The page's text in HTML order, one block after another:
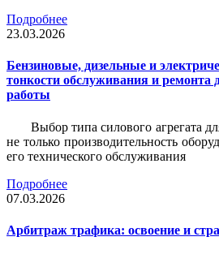
Подробнее
23.03.2026
Бензиновые, дизельные и
тонкости обслуживания и ремонта
работы
Выбор типа силового агрегата
не только производительность
его технического обслуживания
Подробнее
07.03.2026
Арбитраж трафика: освоение и